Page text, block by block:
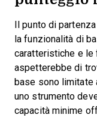
Il punto di
la funzionalità di
caratteristiche e le
aspetterebbe di
base sono
uno strumento
capacità minime